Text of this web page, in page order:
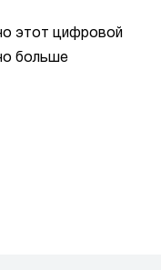
этот цифровой
больше